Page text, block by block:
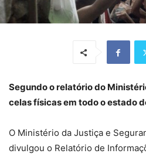
Segundo o relatório do
celas físicas em todo o estado
O Ministério da Justiça e
divulgou o Relatório de